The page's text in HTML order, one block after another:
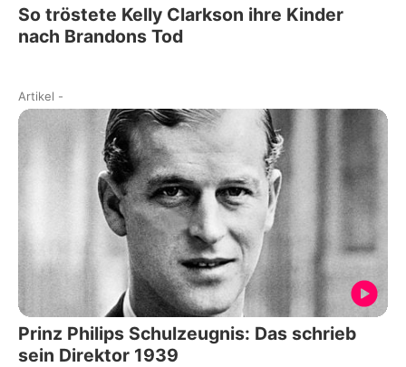
So tröstete Kelly Clarkson ihre Kinder
nach Brandons Tod
Artikel -
Prinz Philips Schulzeugnis: Das schrieb
sein Direktor 1939